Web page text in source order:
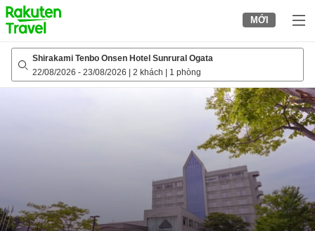
to
top
page
MỚI
Shirakami Tenbo Onsen Hotel Sunrural Ogata
22/08/2026 - 23/08/2026 2 khách 1 phòng